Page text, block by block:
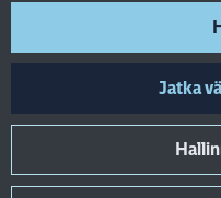
Jatka
Seuraa